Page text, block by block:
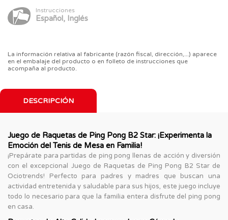
Instrucciones
Español, Inglés
La información relativa al fabricante (razón fiscal, dirección,...) aparece
en el embalaje del producto o en folleto de instrucciones que
acompaña al producto.
DESCRIPCIÓN
Juego de Raquetas de Ping Pong B2 Star: ¡Experimenta la
Emoción del Tenis de Mesa en Familia!
¡Prepárate para partidas de ping pong llenas de acción y diversión
con el excepcional Juego de Raquetas de Ping Pong B2 Star de
Ociotrends! Perfecto para padres y madres que buscan una
actividad entretenida y saludable para sus hijos, este juego incluye
todo lo necesario para que la familia entera disfrute del ping pong
en casa.